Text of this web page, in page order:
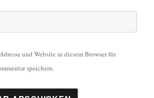
und Website in diesem Browser für
speichern.